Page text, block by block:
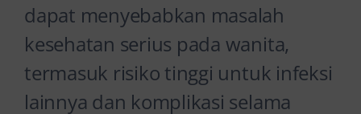
dapat menyebabkan masalah
kesehatan serius pada wanita,
termasuk risiko tinggi untuk infeksi
lainnya dan komplikasi selama